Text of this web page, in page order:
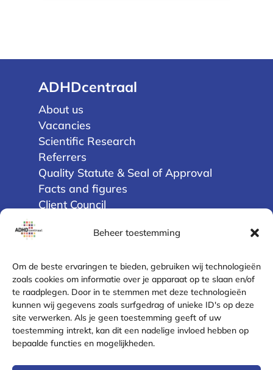
Beheer toestemming
Om de beste ervaringen te bieden, gebruiken wij technologieën
zoals cookies om informatie over je apparaat op te slaan en/of
te raadplegen. Door in te stemmen met deze technologieën
kunnen wij gegevens zoals surfgedrag of unieke ID's op deze
site verwerken. Als je geen toestemming geeft of uw
toestemming intrekt, kan dit een nadelige invloed hebben op
bepaalde functies en mogelijkheden.
ADHDcentraal
About us
Vacancies
Scientific Research
Referrers
Quality Statute & Seal of Approval
Facts and figures
Client Council
Terms and Conditions
Disclaimer
Cookie Policy (EU)
Privacy Statement
Complaint Resolution
Safe contact